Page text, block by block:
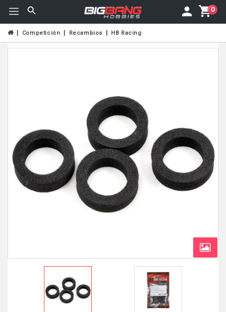
0
Competición Recambios HB Racing